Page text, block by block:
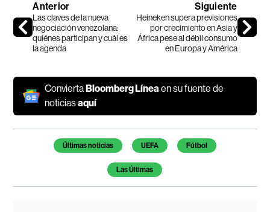
Anterior
Las claves de la nueva
negociación venezolana:
quiénes participan y cuál es
la agenda
Siguiente
Heineken supera previsiones
por crecimiento en Asia y
África pese al débil consumo
en Europa y América
ConviertaBloomberg Líneaen su fuente de
noticiasaquí
Temas de este artículo
Últimas noticias UEFA Fútbol
Las Últimas